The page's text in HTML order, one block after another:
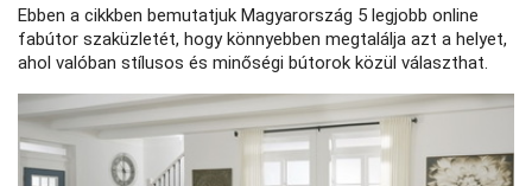
Ebben a cikkben bemutatjuk Magyarország 5 legjobb online
fabútor szaküzletét, hogy könnyebben megtalálja azt a helyet,
ahol valóban stílusos és minőségi bútorok közül választhat.